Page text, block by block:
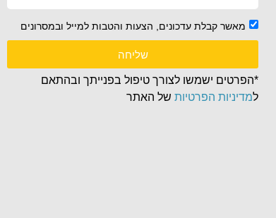
מאשר קבלת עדכונים, הצעות והטבות למייל ובמסרונים
שליחה
*הפרטים ישמשו לצורך טיפול בפנייתך ובהתאם
למדיניות הפרטיותשל האתר